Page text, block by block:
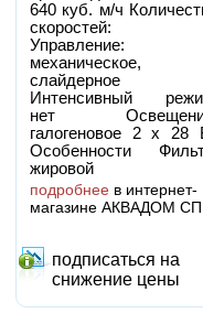
640 куб. м/ч
скоростей:
Управление:
механическое,
слайдерное
Интенсивный
нет
галогеновое 2 х 28
Особенности
жировой
подробнеев интернет-
магазине АКВАДОМ
подписаться на
снижение цены